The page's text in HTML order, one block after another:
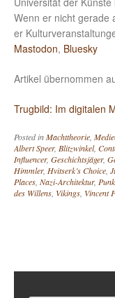
Wenn er nicht gerade
er
Mastodon, Bluesky
Artikel übernommen
Trugbild: Im digitalen
Posted inMachttheorie,
Albert Speer, Blitzwinkel,
Influencer, Geschichtsjäger,
Himmler, Hvitserk’s Choice,
Places, Nazi-Architektur, Punk
des Willens, Vikings, Vincent
Post